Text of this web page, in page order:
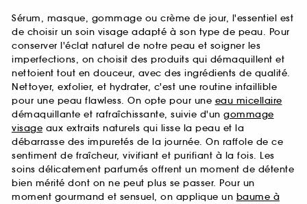
Sérum, masque, gommage ou crème de jour, l'essentiel est
de choisir un soin visage adapté à son type de peau. Pour
conserver l'éclat naturel de notre peau et soigner les
imperfections, on choisit des produits qui démaquillent et
nettoient tout en douceur, avec des ingrédients de qualité.
Nettoyer, exfolier, et hydrater, c'est une routine infaillible
pour une peau flawless. On opte pour une eau micellaire
démaquillante et rafraîchissante, suivie d'un gommage
visage aux extraits naturels qui lisse la peau et la
débarrasse des impuretés de la journée. On raffole de ce
sentiment de fraîcheur, vivifiant et purifiant à la fois. Les
soins délicatement parfumés offrent un moment de détente
bien mérité dont on ne peut plus se passer. Pour un
moment gourmand et sensuel, on applique un baume à